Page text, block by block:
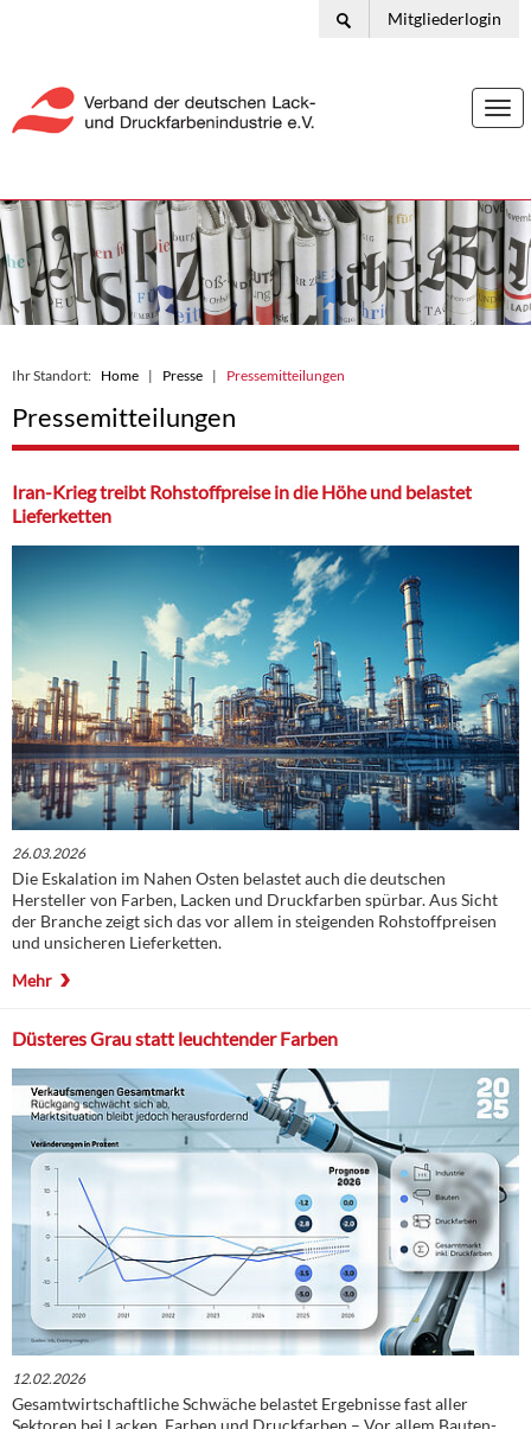
Mitgliederlogin
Ihr Standort: Home Presse Pressemitteilungen
Pressemitteilungen
Iran-Krieg treibt Rohstoffpreise in die Höhe und belastet
Lieferketten
26.03.2026
Die Eskalation im Nahen Osten belastet auch die deutschen
Hersteller von Farben, Lacken und Druckfarben spürbar. Aus Sicht
der Branche zeigt sich das vor allem in steigenden Rohstoffpreisen
und unsicheren Lieferketten.
Mehr
Düsteres Grau statt leuchtender Farben
12.02.2026
Gesamtwirtschaftliche Schwäche belastet Ergebnisse fast aller
Sektoren bei Lacken, Farben und Druckfarben – Vor allem Bauten-